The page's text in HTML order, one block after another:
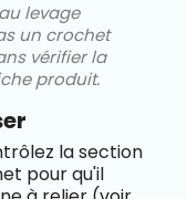
levage
un crochet
vérifier la
produit.
la section
pour qu'il